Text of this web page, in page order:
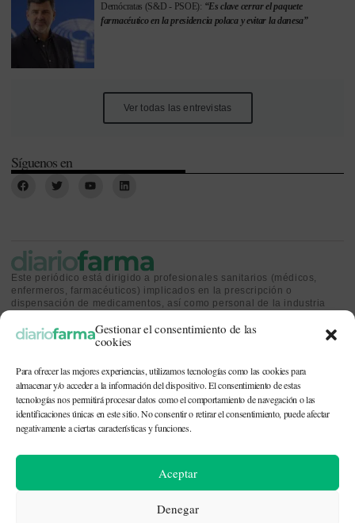
Gestionar el consentimiento de las
cookies
Para ofrecer las mejores experiencias, utilizamos tecnologías como las cookies para
almacenar y/o acceder a la información del dispositivo. El consentimiento de estas
tecnologías nos permitirá procesar datos como el comportamiento de navegación o las
identificaciones únicas en este sitio. No consentir o retirar el consentimiento, puede afectar
negativamente a ciertas características y funciones.
Aceptar
Denegar
Demócratas (S&D - PSOE): “Es clave cerrar el paquete
farmacéutico en la presidencia polaca y evitar la danesa”
Ver todas las entrevistas
Síguenos en
Este periódico está dirigido a profesionales sanitarios (médicos,
enfermeros, farmacéuticos) implicados en la prescripción o
dispensación de medicamentos, así como personal de la industria
sanitaria.
CONTACTO Y QUIÉNES SOMOS|POLÍTICA DE COOKIES|POLÍTICA DE
© 2026. Todos los derechos reservados. |
| Recursos
fotográficos: depositphotos